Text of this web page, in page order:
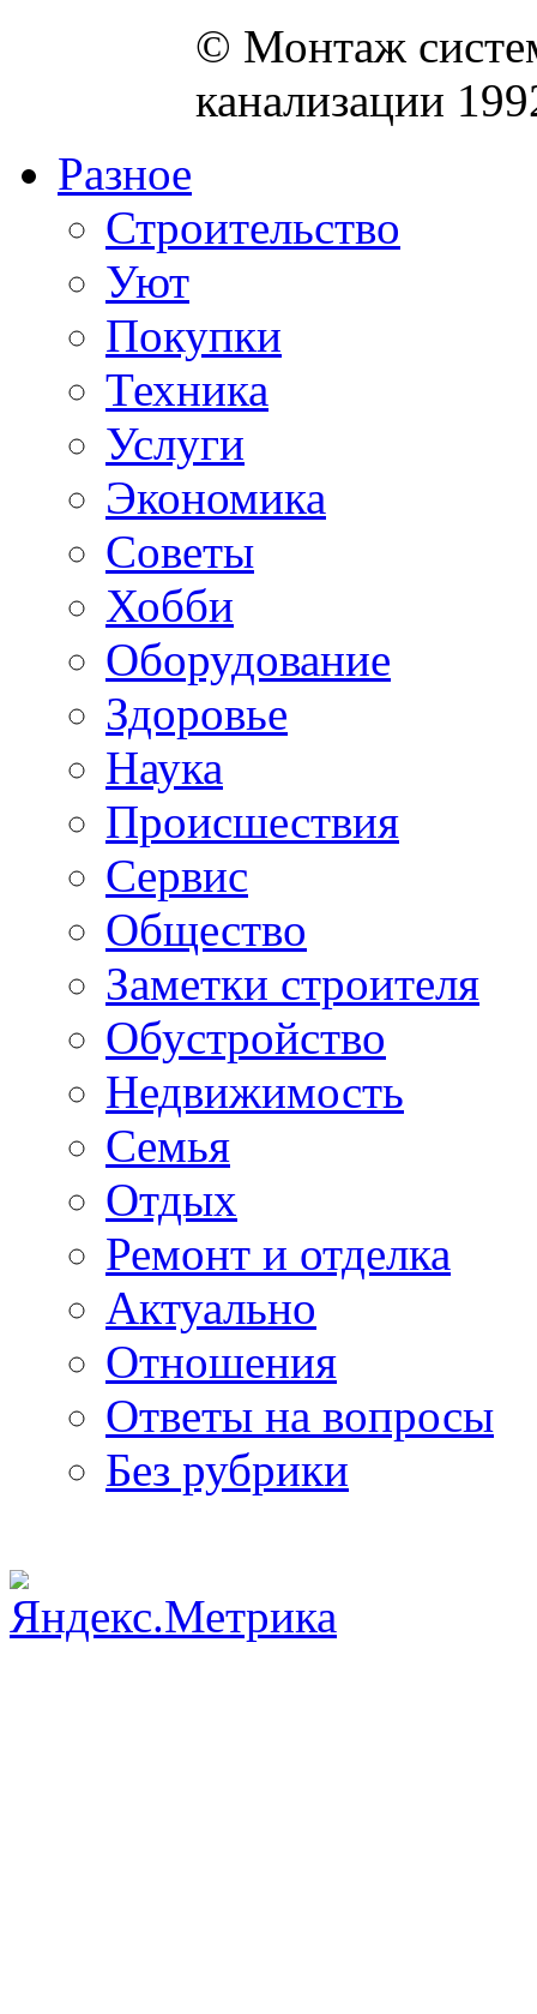
© Монтаж
канализации
Разное
Строительство
Уют
Покупки
Техника
Услуги
Экономика
Советы
Хобби
Oборудование
Здоровье
Наука
Происшествия
Сервис
Общество
Заметки строителя
Обустройство
Недвижимость
Семья
Отдых
Ремонт и отделка
Актуально
Отношения
Ответы на вопросы
Без рубрики